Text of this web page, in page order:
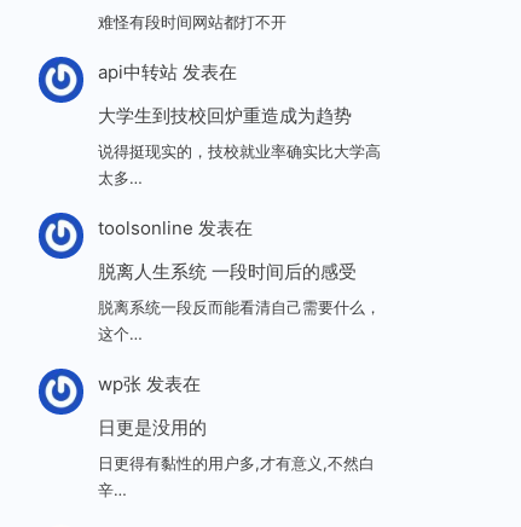
难怪有段时间网站都打不开
api中转站发表在
大学生到技校回炉重造成为趋势
说得挺现实的，技校就业率确实比大学高
太多…
toolsonline 发表在
脱离人生系统 一段时间后的感受
脱离系统一段反而能看清自己需要什么，
这个…
wp张发表在
日更是没用的
日更得有黏性的用户多,才有意义,不然白
辛…